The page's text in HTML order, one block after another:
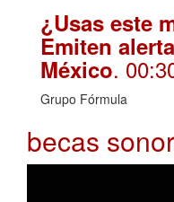
¿Usas este
Emiten
México.
Grupo Fórmula
becas